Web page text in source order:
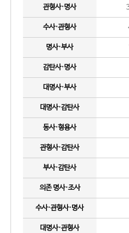
관형사·명사
수사·관형사
명사·부사
감탄사·명사
대명사·부사
대명사·감탄사
동사·형용사
관형사·감탄사
부사·감탄사
의존 명사·조사
수사·관형사·명사
대명사·관형사